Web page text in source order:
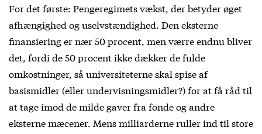
For det første: Pengeregimets vækst, der betyder øget
afhængighed og uselvstændighed. Den eksterne
finansiering er nær 50 procent, men værre endnu bliver
det, fordi de 50 procent ikke dækker de fulde
omkostninger, så universiteterne skal spise af
basismidler (eller undervisningsmidler?) for at få råd til
at tage imod de milde gaver fra fonde og andre
eksterne mæcener. Mens milliarderne ruller ind til store